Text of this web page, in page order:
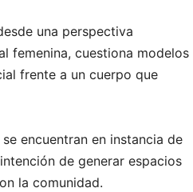
una perspectiva
femenina, cuestiona modelos
frente a un cuerpo que
encuentran en instancia de
de generar espacios
la comunidad.